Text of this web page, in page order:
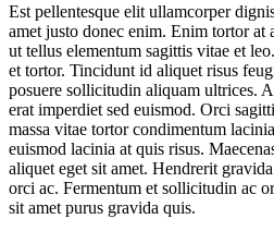
Est pellentesque elit ullamcorper
amet justo donec enim. Enim tortor at
ut tellus elementum sagittis vitae et
et tortor. Tincidunt id aliquet risus
posuere sollicitudin aliquam ultrices.
erat imperdiet sed euismod. Orci
massa vitae tortor condimentum
euismod lacinia at quis risus.
aliquet eget sit amet. Hendrerit
orci ac. Fermentum et sollicitudin ac
sit amet purus gravida quis.